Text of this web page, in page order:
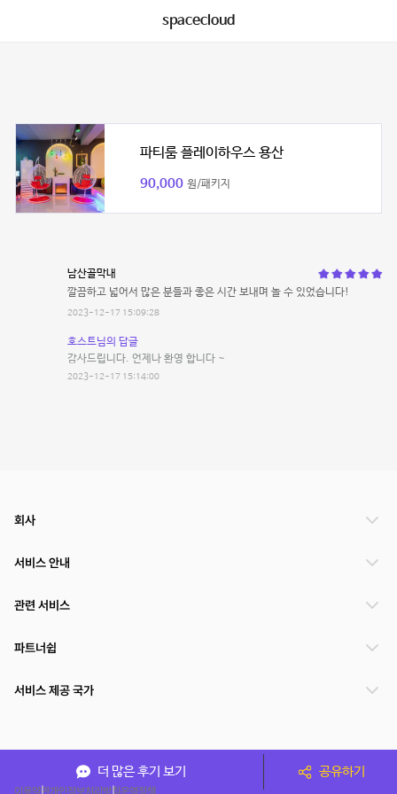
spacecloud
파티룸 플레이하우스 용산
90,000 원/패키지
남산골막내
깔끔하고 넓어서 많은 분들과 좋은 시간 보내며 놀 수 있었습니다!
2023-12-17 15:09:28
호스트님의 답글
감사드립니다. 언제나 환영 합니다 ~
2023-12-17 15:14:00
더 많은 후기 보기 공유하기
회사
서비스 안내
관련 서비스
파트너쉽
서비스 제공 국가
이용약관개인정보처리방침운영정책